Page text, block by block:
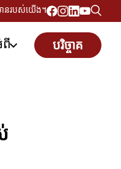
នរបស់យើង។
ពី បរិច្ចាគ